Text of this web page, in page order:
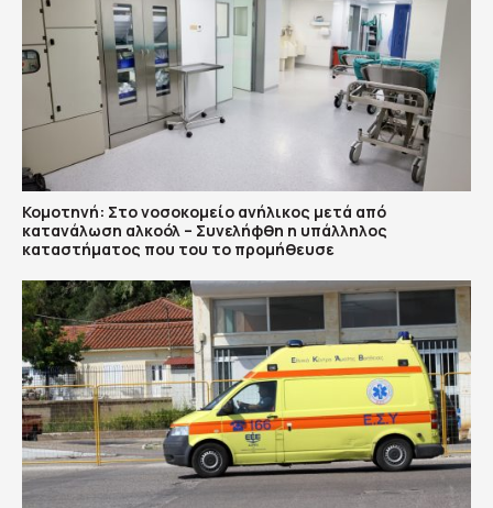
Κομοτηνή: Στο νοσοκομείο ανήλικος μετά από
κατανάλωση αλκοόλ – Συνελήφθη η υπάλληλος
καταστήματος που του το προμήθευσε